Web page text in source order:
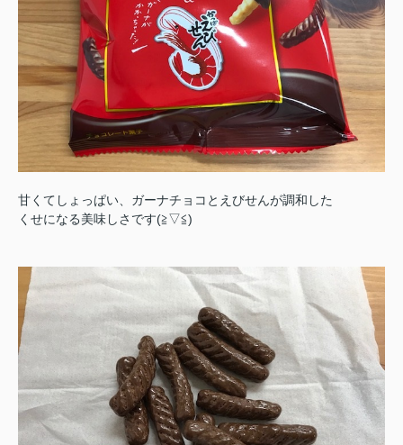
甘くてしょっぱい、ガーナチョコとえびせんが調和した
くせになる美味しさです(≧▽≦)